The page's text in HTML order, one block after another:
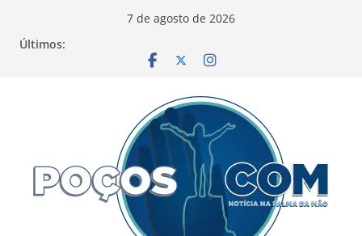
7 de agosto de 2026
Últimos: